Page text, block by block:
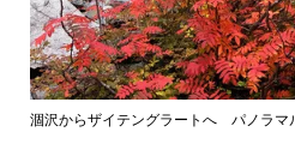
涸沢からザイテングラートへ パノラマ